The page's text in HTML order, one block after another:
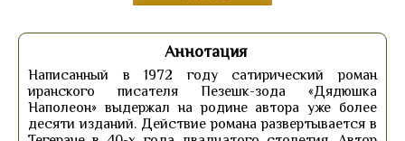
Аннотация
Написанный в 1972 году сатирический роман
иранского писателя Пезешк-зода «Дядюшка
Наполеон» выдержал на родине автора уже более
десяти изданий. Действие романа развертывается в